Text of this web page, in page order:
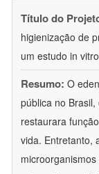
Título do
higienização de
um estudo in
Resumo: O
pública no
restaurara
vida. Entretanto,